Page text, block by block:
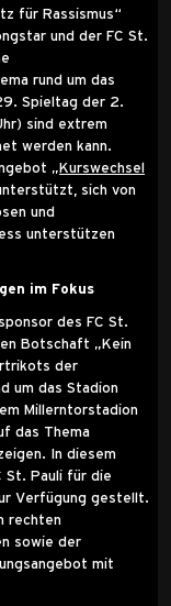
für Rassismus“
und der FC St.
rund um das
Spieltag der 2.
sind extrem
werden kann.
„Kurswechsel
sich von
und
unterstützen
im Fokus
des FC St.
Botschaft „Kein
der
um das Stadion
Millerntorstadion
das Thema
In diesem
St. Pauli für die
Verfügung gestellt.
rechten
sowie der
mit